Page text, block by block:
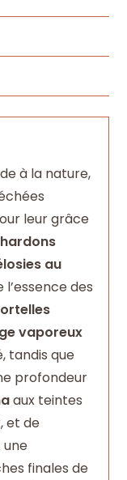
à la nature,
leur grâce
au
des
vaporeux
tandis que
profondeur
aux teintes
et de
finales de